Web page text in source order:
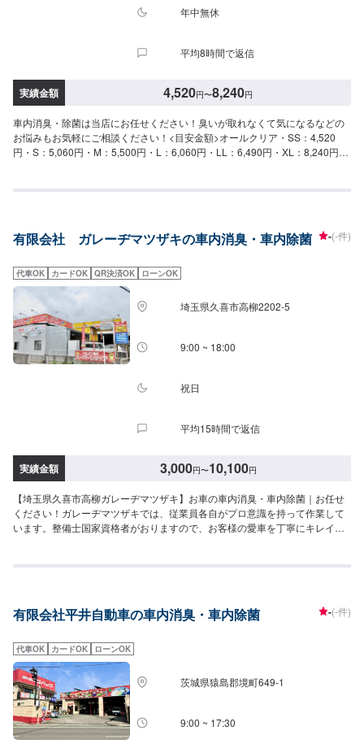
年中無休
平均8時間で返信
実績金額 4,520円〜8,240円
車内消臭・除菌は当店にお任せください！臭いが取れなくて気になるなどの
お悩みもお気軽にご相談ください！<目安金額>オールクリア・SS：4,520
円・S：5,060円・M：5,500円・L：6,060円・LL：6,490円・XL：8,240円当
利用ください！アプリDLでBOXティッシュ１箱プレゼント中です！是非アプ
有限会社 ガレーヂマツザキの車内消臭・車内除菌 -(-件)
代車OK カードOK QR決済OK ローンOK
埼玉県久喜市高柳2202-5
9:00 ~ 18:00
祝日
平均15時間で返信
実績金額 3,000円〜10,100円
【埼玉県久喜市高柳ガレーヂマツザキ】お車の車内消臭・車内除菌｜お任せ
ください！ガレーヂマツザキでは、従業員各自がプロ意識を持って作業して
います。整備士国家資格者がおりますので、お客様の愛車を丁寧にキレイに
なお見積り【5】作業開始【6】納車時のお支払い<代車について>ガレーヂマ
る場合もございますので、まずはお気軽にご相談ください。※代車の燃料代は
時間：9:00~18:00クレジット・QR決済などをご希望の方は事前にお申し付け
ください。
有限会社平井自動車の車内消臭・車内除菌 -(-件)
代車OK カードOK ローンOK
茨城県猿島郡境町649-1
9:00 ~ 17:30